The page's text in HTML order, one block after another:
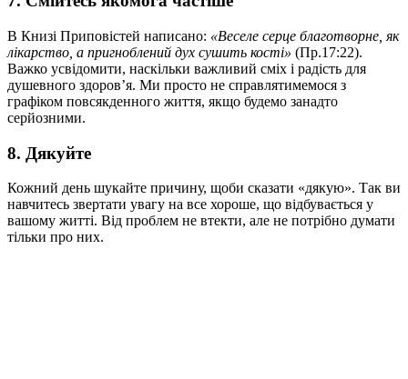
В Книзі Приповістей написано: «Веселе серце благотворне, як
лікарство, а пригноблений дух сушить кості» (Пр.17:22).
Важко усвідомити, наскільки важливий сміх і радість для
душевного здоровʼя. Ми просто не справлятимемося з
графіком повсякденного життя, якщо будемо занадто
серйозними.
8. Дякуйте
Кожний день шукайте причину, щоби сказати «дякую». Так ви
навчитесь звертати увагу на все хороше, що відбувається у
вашому житті. Від проблем не втекти, але не потрібно думати
тільки про них.